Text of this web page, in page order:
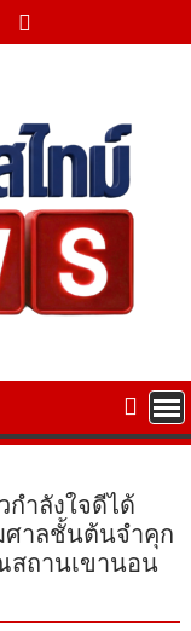
กําลังใจดีได้
าลชั้นต้นจําคุก
สถานเขานอน